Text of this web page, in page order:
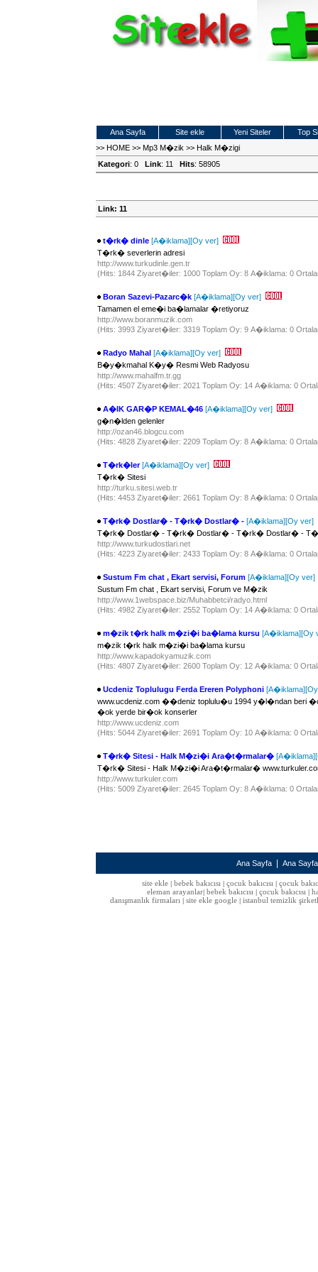
Ana Sayfa Site ekle Yeni Siteler
Top
>> HOME >> Mp3 M�zik >> Halk M�zigi
Kategori: 0 Link: 11 Hits: 58905
Link: 11
t�rk� dinle [A�iklama][Oy ver]
T�rk� severlerin adresi
http://www.turkudinle.gen.tr
(Hits: 1844 Ziyaret�iler: 1000 Toplam Oy: 8 A�iklama: 0
Boran Sazevi-Pazarc�k [A�iklama][Oy ver]
Tamamen el eme�i ba�lamalar �retiyoruz
http://www.boranmuzik.com
(Hits: 3993 Ziyaret�iler: 3319 Toplam Oy: 9 A�iklama: 0
Radyo Mahal [A�iklama][Oy ver]
B�y�kmahal K�y� Resmi Web Radyosu
http://www.mahalfm.tr.gg
(Hits: 4507 Ziyaret�iler: 2021 Toplam Oy: 14 A�iklama: 0
A�IK GAR�P KEMAL�46 [A�iklama][Oy ver]
g�n�lden gelenler
http://ozan46.blogcu.com
(Hits: 4828 Ziyaret�iler: 2209 Toplam Oy: 8 A�iklama: 0
T�rk�ler [A�iklama][Oy ver]
T�rk� Sitesi
http://turku.sitesi.web.tr
(Hits: 4453 Ziyaret�iler: 2661 Toplam Oy: 8 A�iklama: 0
T�rk� Dostlar� - T�rk� Dostlar� - [A�iklama][Oy ver]
T�rk� Dostlar� - T�rk� Dostlar� - T�rk� Dostlar� -
http://www.turkudostlari.net
(Hits: 4223 Ziyaret�iler: 2433 Toplam Oy: 8 A�iklama: 0
Sustum Fm chat , Ekart servisi, Forum [A�iklama][Oy ver]
Sustum Fm chat , Ekart servisi, Forum ve M�zik
http://www.1webspace.biz/Muhabbetci/radyo.html
(Hits: 4982 Ziyaret�iler: 2552 Toplam Oy: 14 A�iklama: 0
m�zik t�rk halk m�zi�i ba�lama kursu [A�iklama][Oy
m�zik t�rk halk m�zi�i ba�lama kursu
http://www.kapadokyamuzik.com
(Hits: 4807 Ziyaret�iler: 2600 Toplam Oy: 12 A�iklama: 0
Ucdeniz Toplulugu Ferda Ereren Polyphoni [A�iklama]
www.ucdeniz.com ��deniz toplulu�u 1994 y�l�ndan beri
�ok yerde bir�ok konserler
http://www.ucdeniz.com
(Hits: 5044 Ziyaret�iler: 2691 Toplam Oy: 10 A�iklama: 0
T�rk� Sitesi - Halk M�zi�i Ara�t�rmalar� [A�iklama]
T�rk� Sitesi - Halk M�zi�i Ara�t�rmalar�
http://www.turkuler.com
(Hits: 5009 Ziyaret�iler: 2645 Toplam Oy: 8 A�iklama: 0
Ana Sayfa Ana
site ekle| bebek bakıcısı| çocuk bakıcısı| çocuk
eleman arayanlar bebek bakıcısı çocuk bakıcısı
danışmanlık firmaları
site ekle google istanbul temizlik